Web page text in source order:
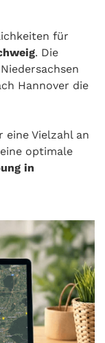
für
. Die
Hannover die
Vielzahl an
optimale
in